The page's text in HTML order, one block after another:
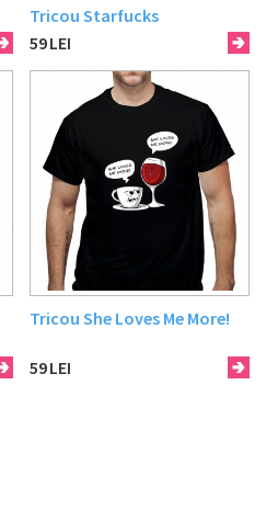
Tricou Starfucks
59LEI
Tricou She Loves Me More!
59LEI